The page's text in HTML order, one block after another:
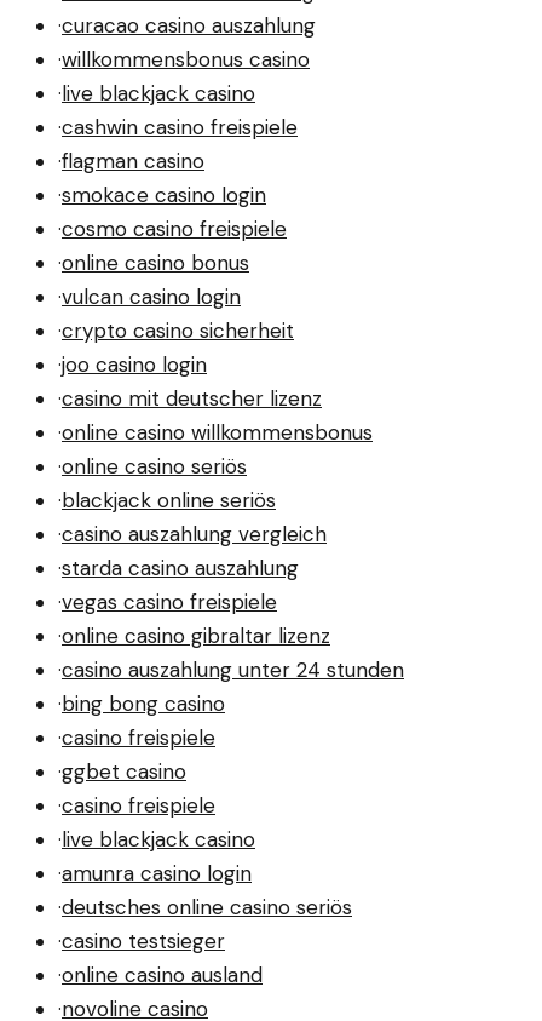
·curacao casino auszahlung
·willkommensbonus casino
·live blackjack casino
·cashwin casino freispiele
·flagman casino
·smokace casino login
·cosmo casino freispiele
·online casino bonus
·vulcan casino login
·crypto casino sicherheit
·joo casino login
·casino mit deutscher lizenz
·online casino willkommensbonus
·online casino seriös
·blackjack online seriös
·casino auszahlung vergleich
·starda casino auszahlung
·vegas casino freispiele
·online casino gibraltar lizenz
·casino auszahlung unter 24 stunden
·bing bong casino
·casino freispiele
·ggbet casino
·casino freispiele
·live blackjack casino
·amunra casino login
·deutsches online casino seriös
·casino testsieger
·online casino ausland
·novoline casino